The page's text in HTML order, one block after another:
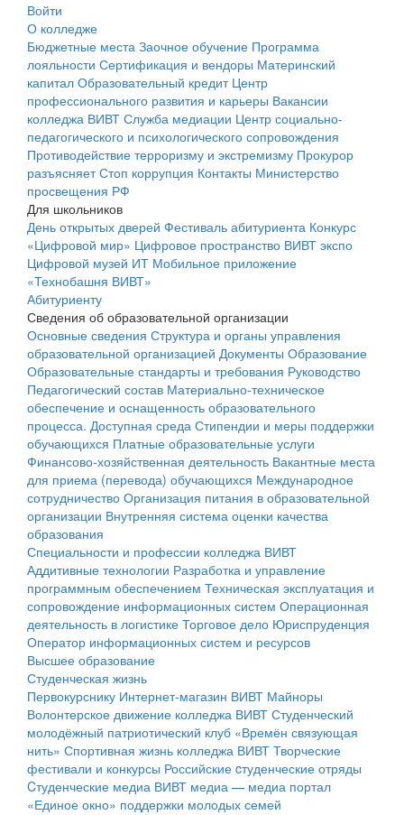
Войти
О колледже
Бюджетные места Заочное обучение Программа
лояльности Сертификация и вендоры Материнский
капитал Образовательный кредит Центр
профессионального развития и карьеры Вакансии
колледжа ВИВТ Служба медиации Центр социально-
педагогического и психологического сопровождения
Противодействие терроризму и экстремизму Прокурор
разъясняетСтоп коррупция Контакты Министерство
просвещения РФ
Для школьников
День открытых дверей Фестиваль абитуриента Конкурс
«Цифровой мир» Цифровое пространство ВИВТ экспо
Цифровой музей ИТ Мобильное приложение
«Технобашня ВИВТ»
Абитуриенту
Сведения об образовательной организации
Основные сведения Структура и органы управления
образовательной организацией Документы Образование
Образовательные стандарты и требования Руководство
Педагогический состав Материально-техническое
обеспечение и оснащенность образовательного
процесса. Доступная среда Стипендии и меры поддержки
обучающихся Платные образовательные услуги
Финансово-хозяйственная деятельность Вакантные места
для приема (перевода) обучающихся Международное
сотрудничество Организация питания в образовательной
организации Внутренняя система оценки качества
образования
Специальности и профессии колледжа ВИВТ
Аддитивные технологии Разработка и управление
программным обеспечением Техническая эксплуатация и
сопровождение информационных систем Операционная
деятельность в логистике Торговое дело Юриспруденция
Оператор информационных систем и ресурсов
Высшее образование
Студенческая жизнь
Первокурснику Интернет-магазин ВИВТ Майноры
Волонтерское движение колледжа ВИВТ Студенческий
молодёжный патриотический клуб «Времён связующая
нить» Спортивная жизнь колледжа ВИВТ Творческие
фестивали и конкурсы Российские cтуденческие отряды
Cтуденческие медиа ВИВТ медиа — медиа портал
«Единое окно» поддержки молодых семей